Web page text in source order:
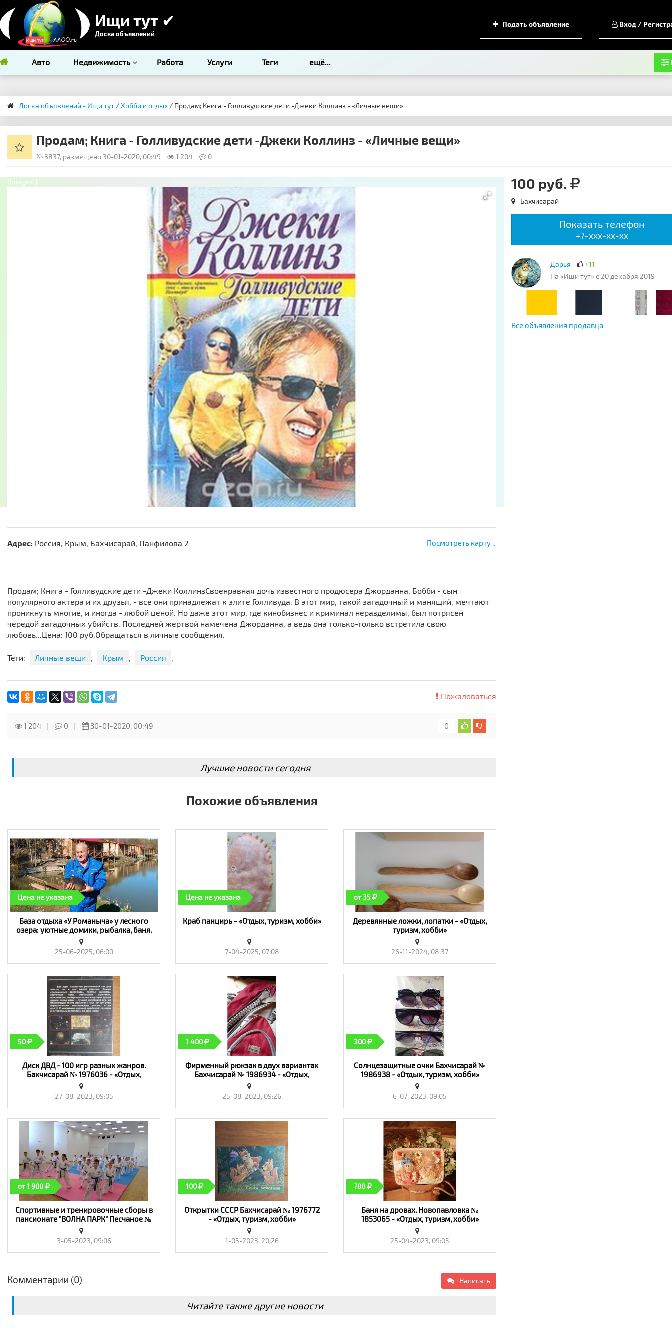
Ищи тут ✔
Доска объявлений
Подать объявление Вход /
Авто Недвижимость Работа Услуги Теги ещё...
Доска объявлений - Ищи тут /Хобби и отдых / Продам; Книга - Голливудские дети -Джеки Коллинз - «Личные вещи»
Продам; Книга - Голливудские дети -Джеки Коллинз - «Личные вещи»
№ 3837, размещено 30-01-2020, 00:49 1 204 0
[image-1] 100 руб.
Бахчисарай
Показать телефон
+7-xxx-xx-xx
Дарья
+11
На «Ищи тут» с 20 декабря 2019
Все объявления продавца
Адрес: Россия, Крым, Бахчисарай, Панфилова 2 Посмотреть карту ↓
Продам; Книга - Голливудские дети -Джеки КоллинзСвоенравная дочь известного продюсера Джорданна, Бобби - сын
популярного актера и их друзья, - все они принадлежат к элите Голливуда. В этот мир, такой загадочный и манящий, мечтают
проникнуть многие, и иногда - любой ценой. Но даже этот мир, где кинобизнес и криминал неразделимы, был потрясен
чередой загадочных убийств. Последней жертвой намечена Джорданна, а ведь она только-только встретила свою
любовь...Цена: 100 руб.Обращаться в личные сообщения.
Теги: Личные вещи , Крым , Россия ,
Пожаловаться
1 204 0 30-01-2020, 00:49 0
Лучшие новости сегодня
Похожие объявления
Цена не указана
​База отдыха «У Романыча» у лесного
озера: уютные домики, рыбалка, баня.
Организация праздников - «Отдых,
туризм, хобби»
25-06-2025, 06:00
Цена не указана
Краб панцирь - «Отдых, туризм, хобби»
7-04-2025, 07:08
от 35
Деревянные ложки, лопатки - «Отдых,
туризм, хобби»
26-11-2024, 08:37
50
Диск ДВД - 100 игр разных жанров.
Бахчисарай № 1976036 - «Отдых,
туризм, хобби»
27-08-2023, 09:05
1 400
Фирменный рюкзак в двух вариантах
Бахчисарай № 1986934 - «Отдых,
туризм, хобби»
25-08-2023, 09:26
300
Солнцезащитные очки Бахчисарай №
1986938 - «Отдых, туризм, хобби»
6-07-2023, 09:05
от 1 900
Спортивные и тренировочные сборы в
пансионате "ВОЛНА ПАРК" Песчаное №
1983854 - «Отдых, туризм, хобби»
3-05-2023, 09:06
100
Открытки СССР Бахчисарай № 1976772
- «Отдых, туризм, хобби»
1-05-2023, 20:26
700
Баня на дровах. Новопавловка №
1853065 - «Отдых, туризм, хобби»
25-04-2023, 09:05
Комментарии (0) Написать
Читайте также другие новости